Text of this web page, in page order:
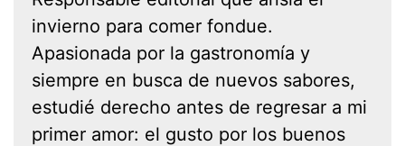
invierno para comer fondue.
Apasionada por la gastronomía y
siempre en busca de nuevos sabores,
estudié derecho antes de regresar a mi
primer amor: el gusto por los buenos